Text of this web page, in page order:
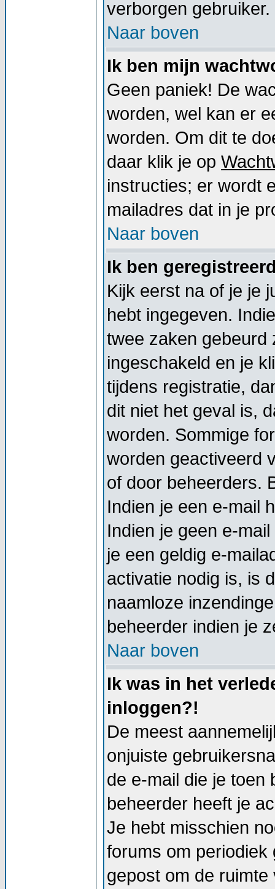
verborgen gebruiker.
Naar boven
Ik ben mijn
Geen paniek! De
worden, wel kan er
worden. Om dit te
daar klik je op
instructies; er wordt
mailadres dat in je
Naar boven
Ik ben
Kijk eerst na of je je
hebt ingegeven.
twee zaken gebeurd
ingeschakeld en je
tijdens registratie,
dit niet het geval is,
worden. Sommige
worden geactiveerd
of door beheerders.
Indien je een e-mail
Indien je geen e-
je een geldig e-
activatie nodig is, is
naamloze
beheerder indien je
Naar boven
Ik was in het
inloggen?!
De meest
onjuiste
de e-mail die je toen
beheerder heeft je
Je hebt misschien
forums om periodiek
gepost om de